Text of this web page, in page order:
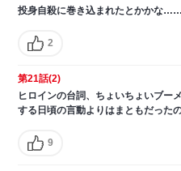
投身自殺に巻き込まれたとかかな
2
第21話(2)
ヒロインの台詞、ちょいちょいブー
する日頃の言動よりはまともだった
9